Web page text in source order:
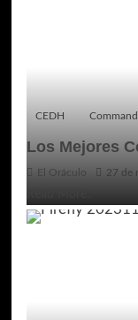
CEDH
Los Mejores
El Oráculo 27 de